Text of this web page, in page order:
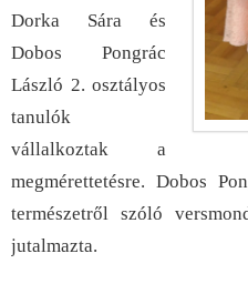
Dorka Sára és
Dobos Pongrác
László 2. osztályos
tanulók
vállalkoztak a
megmérettetésre. Dobos
természetről szóló
jutalmazta.